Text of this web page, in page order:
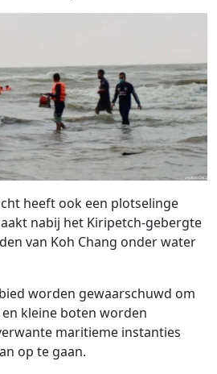
heeft ook een plotselinge
nabij het Kiripetch-gebergte
van Koh Chang onder water
worden gewaarschuwd om
kleine boten worden
maritieme instanties
op te gaan.